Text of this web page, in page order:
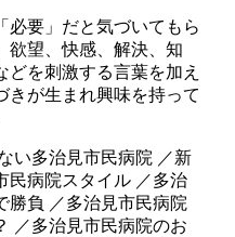
必要」だと気づいてもら
欲望、快感、解決、知
どを刺激する言葉を加え
きが生まれ興味を持って
い多治見市民病院 ／新
民病院スタイル ／多治
勝負 ／多治見市民病院
／多治見市民病院のお